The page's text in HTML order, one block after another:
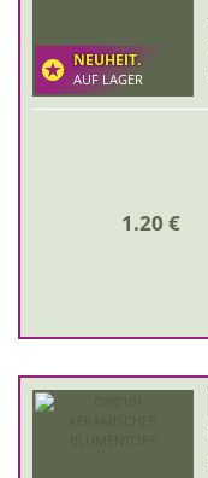
NEUHEIT.
AUF LAGER
1.20 €